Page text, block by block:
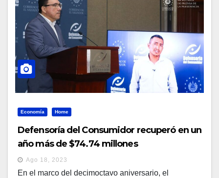
Economía Home
Defensoría del Consumidor recuperó en un
año más de $74.74 millones
Ago 18, 2023
En el marco del decimoctavo aniversario, el